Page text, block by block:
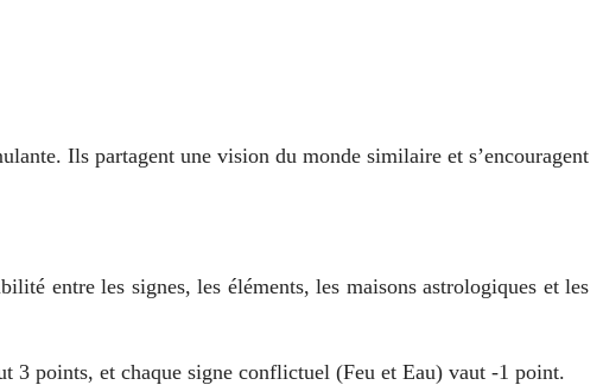
Ils partagent une vision du monde similaire et s’encouragent
entre les signes, les éléments, les maisons astrologiques et les
3 points, et chaque signe conflictuel (Feu et Eau) vaut -1 point.